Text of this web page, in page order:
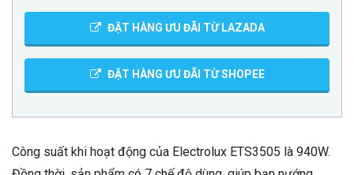
ĐẶT HÀNG ƯU ĐÃI TỪ LAZADA
ĐẶT HÀNG ƯU ĐÃI TỪ SHOPEE
Công suất khi hoạt động của Electrolux ETS3505 là 940W.